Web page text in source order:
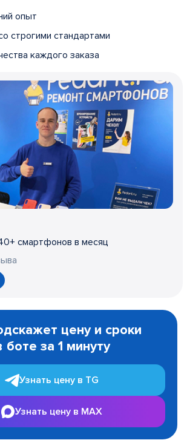
опыт
строгими стандартами
каждого заказа
смартфонов в месяц
цену и сроки
за 1 минуту
Узнать цену в TG
Узнать цену в MAX